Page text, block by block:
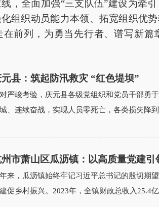
，全面加强“三支队伍”建设为牵
组织动员能力本领、拓宽组织优
前列，为勇当先行者、谱写新
元县：筑起防汛救灾 “红色堤坝”
严峻考验，庆元县各级党组织和党员干部勇
、连续奋战，实现人员零死亡，各类损失降
市萧山区瓜沥镇：以高质量党建引
来，瓜沥镇始终牢记习近平总书记的殷切期
促乡村振兴。2023年，全镇财政总收入25.4